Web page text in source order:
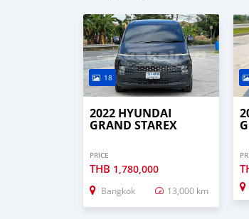
18
2022 HYUNDAI
GRAND STAREX
PRICE
THB 1,780,000
Bangkok 13,000 km